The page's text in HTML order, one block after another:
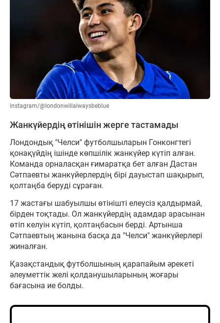
instagram/@londonwillalwaysbeblue
Жанкүйердің өтінішін жерге тастамады
Лондондық "Челси" футболшыларын Гонконгтегі
қонақүйдің ішінде көпшілік жанкүйер күтіп алған.
Команда орналасқан ғимаратқа бет алған Дастан
Сәтпаевты жанкүйерлердің бірі дауыстап шақырып,
қолтаңба беруді сұраған.
17 жастағы шабуылшы өтінішті елеусіз қалдырмай,
бірден тоқтады. Ол жанкүйердің адамдар арасынан
өтіп келуін күтіп, қолтаңбасын берді. Артынша
Сәтпаевтың жанына басқа да "Челси" жанкүйерлері
жиналған.
Қазақстандық футболшының қарапайым әрекеті
әлеуметтік желі қолданушыларының жоғары
бағасына ие болды.